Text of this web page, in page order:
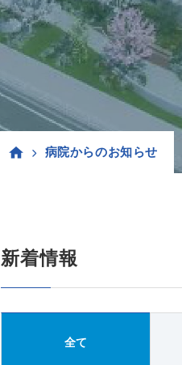
病院からのお知らせ
新着情報
全て